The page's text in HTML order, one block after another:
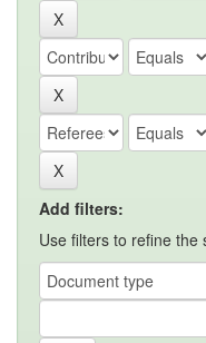
Add filters:
Use filters to refine the